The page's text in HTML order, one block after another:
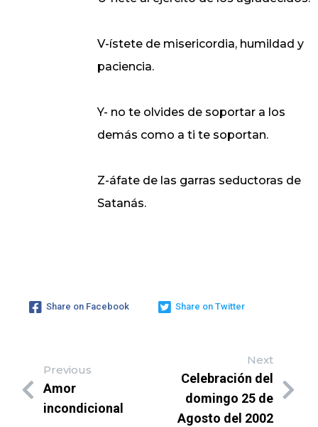
V-ístete de misericordia, humildad y
paciencia.
Y- no te olvides de soportar a los
demás como a ti te soportan.
Z-áfate de las garras seductoras de
Satanás.
Share on Facebook Share on Twitter
Previous
Amor
incondicional
Next
Celebración del
domingo 25 de
Agosto del 2002